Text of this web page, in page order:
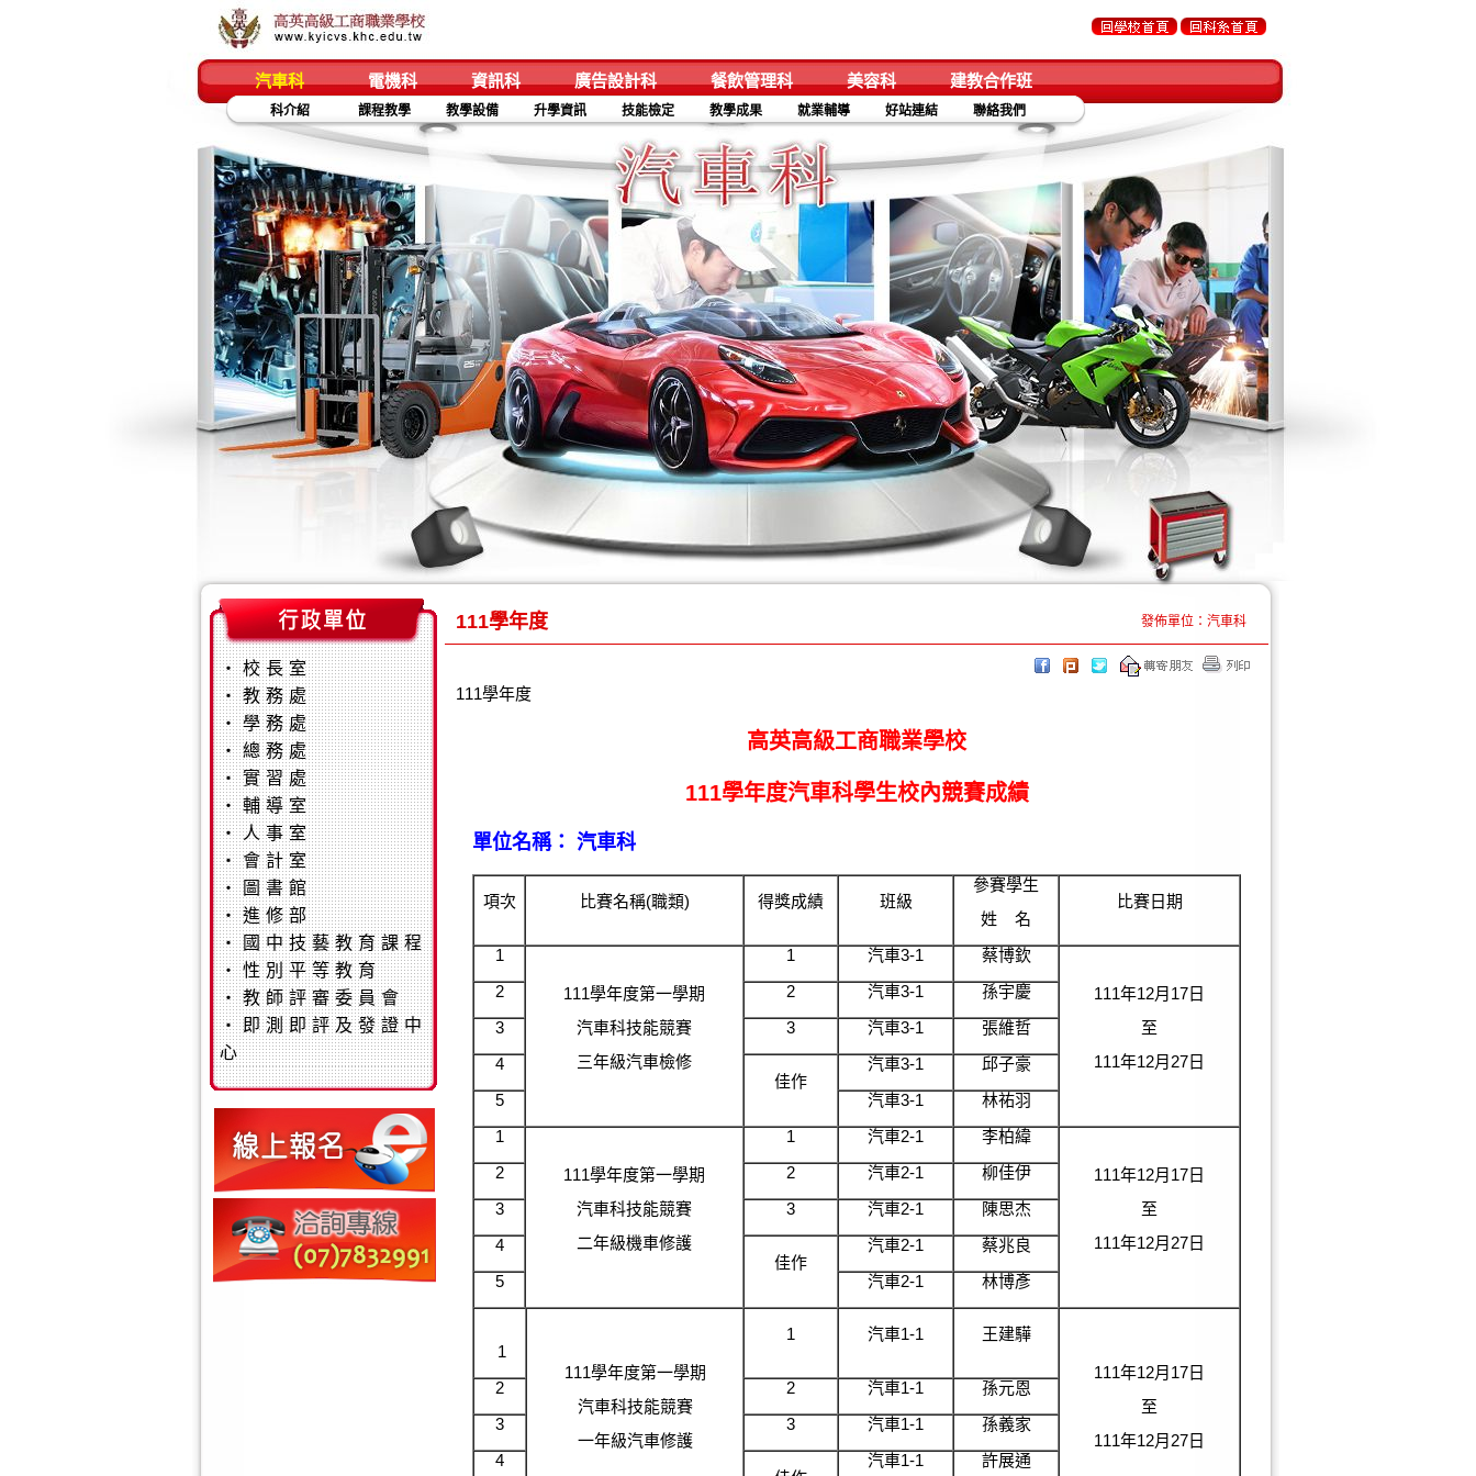
汽車科 電機科 資訊科 廣告設計科 餐飲管理科 美容科 建教合作班
科介紹 課程教學 教學設備 升學資訊 技能檢定 教學成果 就業輔導 好站連結 聯絡我們
‧校長室
‧教務處
‧學務處
‧總務處
‧實習處
‧輔導室
‧人事室
‧會計室
‧圖書館
‧進修部
‧國中技藝教育課程
‧性別平等教育
‧教師評審委員會
‧即測即評及發證中
心
111學年度 發佈單位：汽車科
111學年度
高英高級工商職業學校
111學年度汽車科學生校內競賽成績
單位名稱： 汽車科
項次 比賽名稱(職類) 得獎成績 班級
參賽學生
姓 名
比賽日期
1
111學年度第一學期
汽車科技能競賽
三年級汽車檢修
1 汽車3-1 蔡博欽
111年12月17日
至
111年12月27日
2 2 汽車3-1
孫宇慶
3
3 汽車3-1
張維哲
4
佳作
汽車3-1
邱子豪
5
汽車3-1
林祐羽
1
111學年度第一學期
汽車科技能競賽
二年級機車修護
1 汽車2-1 李柏緯
111年12月17日
至
111年12月27日
2 2 汽車2-1
柳佳伊
3
3 汽車2-1
陳思杰
4
佳作
汽車2-1
蔡兆良
5
汽車2-1 林博彥
1
111學年度第一學期
汽車科技能競賽
一年級汽車修護
1 汽車1-1 王建驊
111年12月17日
至
111年12月27日
2 2 汽車1-1
孫元恩
3
3 汽車1-1
孫義家
4
汽車1-1 許展通